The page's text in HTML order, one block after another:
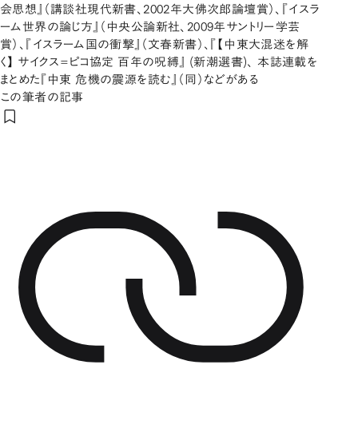
会思想』（講談社現代新書、2002年大佛次郎論壇賞）、『イスラ
ーム世界の論じ方』（中央公論新社、2009年サントリー学芸
賞）、『イスラーム国の衝撃』（文春新書）、『【中東大混迷を解
く】 サイクス=ピコ協定 百年の呪縛』 (新潮選書)、 本誌連載を
まとめた『中東 危機の震源を読む』（同）などがある
この筆者の記事